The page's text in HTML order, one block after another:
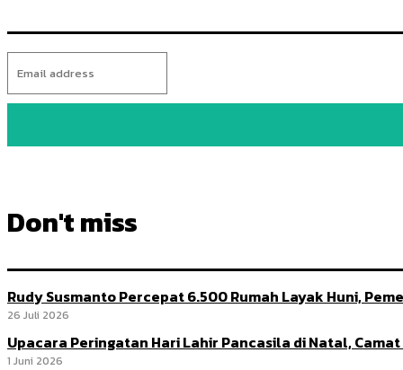
Don't miss
Rudy Susmanto Percepat 6.500 Rumah Layak Huni,
26 Juli 2026
Upacara Peringatan Hari Lahir Pancasila di Natal,
1 Juni 2026